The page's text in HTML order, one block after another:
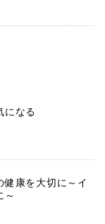
になる
健康を大切に～イ
～